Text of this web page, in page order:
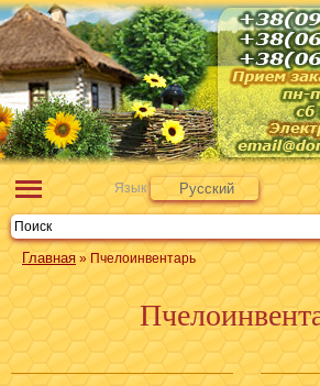
Язык Русский
Главная» Пчелоинвентарь